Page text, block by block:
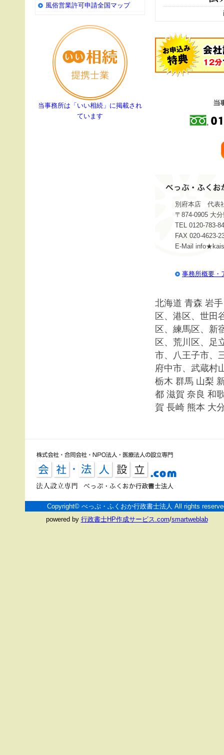
別府本店 代表
〒874-0905 大
TEL 0120-783-
FAX 020-4623-
E-Mail
事務所概要・
北海道 青森 岩
区、港区、世田
区、練馬区、新
区、荒川区、足
市、八王子市、
府中市、武蔵村
栃木 群馬 山梨
都 滋賀 奈良 和
賀 長崎 熊本 大
風俗営業許可申請全国マップ
当事務所は「いい相続」に掲載され
ています
Copyright© べっぷ・ふくおか行政書士法人 All rights
powered by 行政書士HP作成サービス.com/smartweblab